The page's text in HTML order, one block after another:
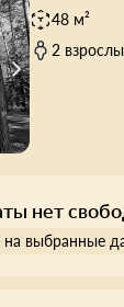
48 м²
2
нет
выбранные